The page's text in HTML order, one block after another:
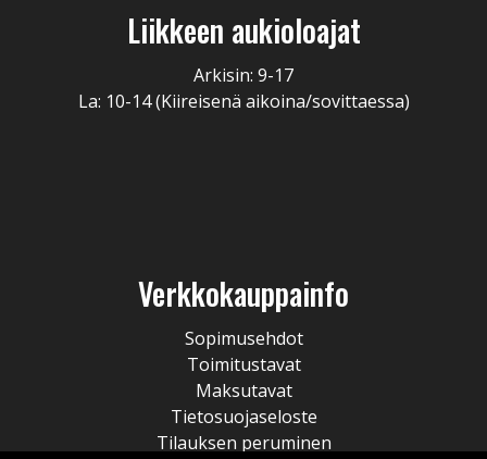
Liikkeen aukioloajat
Arkisin: 9-17
La: 10-14 (Kiireisenä aikoina/sovittaessa)
Verkkokauppainfo
Sopimusehdot
Toimitustavat
Maksutavat
Tietosuojaseloste
Tilauksen peruminen